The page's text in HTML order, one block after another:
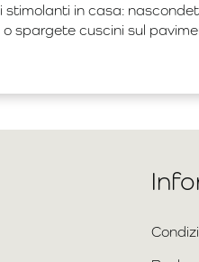
in casa:
spargete cuscini sul